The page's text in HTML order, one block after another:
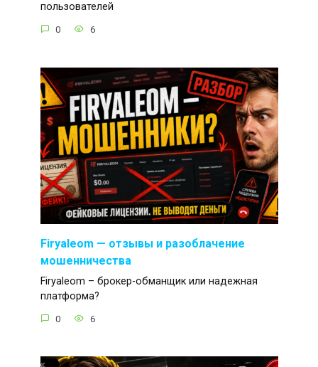
пользователей
0 6
Firyaleom — отзывы и разоблачение
мошенничества
Firyaleom – брокер-обманщик или надежная
платформа?
0 6